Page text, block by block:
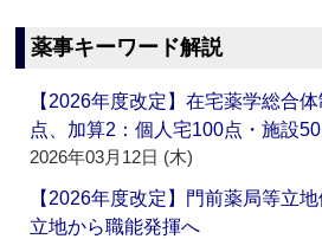
薬事キーワード解説
【2026年度改定】在宅薬学総合
点、加算2：個人宅100点・施設
2026年03月12日 (木)
【2026年度改定】門前薬局等立
立地から職能発揮へ